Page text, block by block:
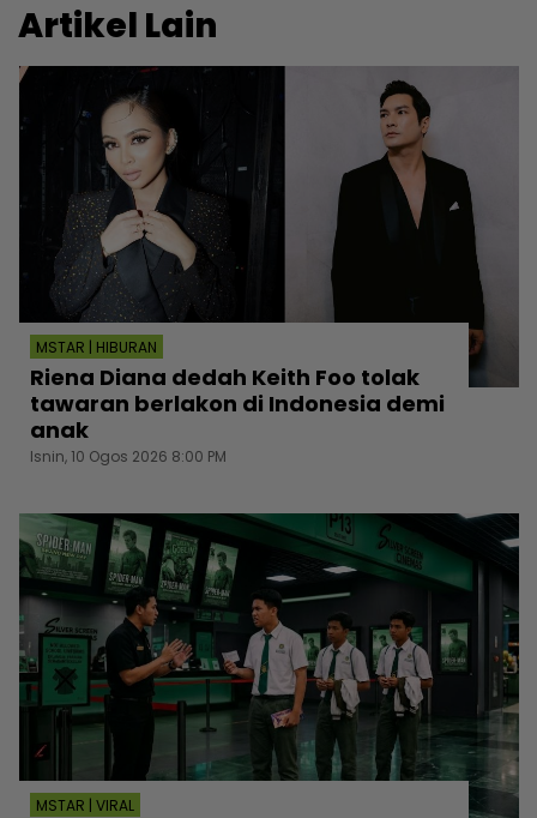
Artikel Lain
MSTAR | HIBURAN
Riena Diana dedah Keith Foo tolak
tawaran berlakon di Indonesia demi
anak
Isnin, 10 Ogos 2026 8:00 PM
MSTAR | VIRAL